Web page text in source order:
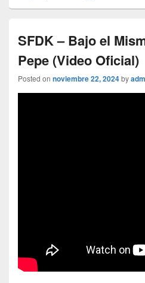
SFDK – Bajo el
Pepe (Video Oficial)
Posted on noviembre 22, 2024by